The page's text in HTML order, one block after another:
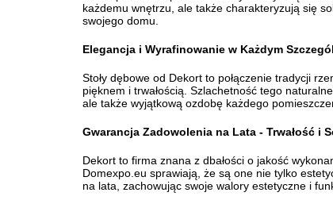
każdemu wnętrzu, ale także charakteryzują się
swojego domu.
Elegancja i Wyrafinowanie w Każdym
Stoły dębowe od Dekort to połączenie tradycji
pięknem i trwałością. Szlachetność tego
ale także wyjątkową ozdobę każdego
Gwarancja Zadowolenia na Lata - Trwałość i
Dekort to firma znana z dbałości o jakość
Domexpo.eu sprawiają, że są one nie tylko
na lata, zachowując swoje walory estetyczne i